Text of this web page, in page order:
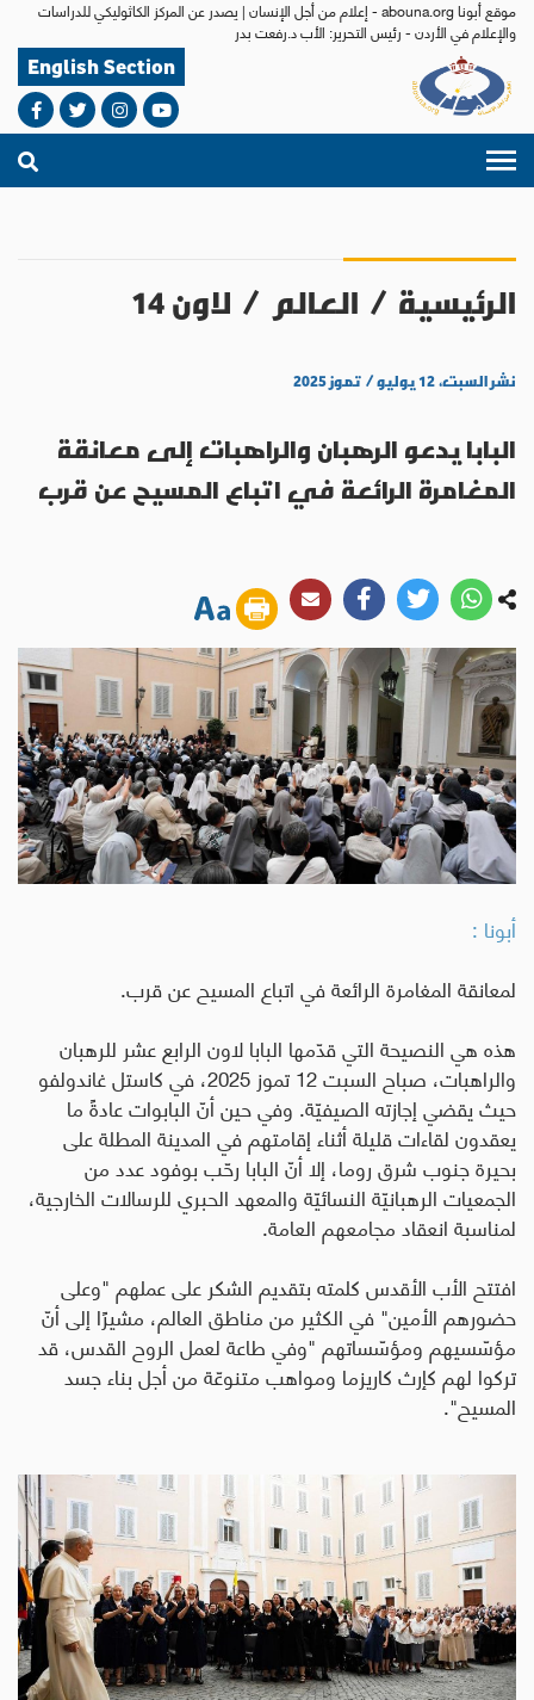
موقع أبونا abouna.org - إعلام من أجل الإنسان | يصدر عن المركز الكاثوليكي للدراسات
والإعلام في الأردن - رئيس التحرير: الأب د.رفعت بدر
English Section
الرئيسية / العالم / لاون 14
نشر السبت، ١٢ يوليو / تموز ٢٠٢٥
البابا يدعو الرهبان والراهبات إلى معانقة
المغامرة الرائعة في اتباع المسيح عن قرب
أبونا :
لمعانقة المغامرة الرائعة في اتباع المسيح عن قرب.
هذه هي النصيحة التي قدّمها البابا لاون الرابع عشر للرهبان
والراهبات، صباح السبت 12 تموز 2025، في كاستل غاندولفو
حيث يقضي إجازته الصيفيّة. وفي حين أنّ البابوات عادةً ما
يعقدون لقاءات قليلة أثناء إقامتهم في المدينة المطلة على
بحيرة جنوب شرق روما، إلا أنّ البابا رحّب بوفود عدد من
الجمعيات الرهبانيّة النسائيّة والمعهد الحبري للرسالات الخارجية،
لمناسبة انعقاد مجامعهم العامة.
افتتح الأب الأقدس كلمته بتقديم الشكر على عملهم "وعلى
حضورهم الأمين" في الكثير من مناطق العالم، مشيرًا إلى أنّ
مؤسّسيهم ومؤسّساتهم "وفي طاعة لعمل الروح القدس، قد
تركوا لهم كإرث كاريزما ومواهب متنوعّة من أجل بناء جسد
المسيح".